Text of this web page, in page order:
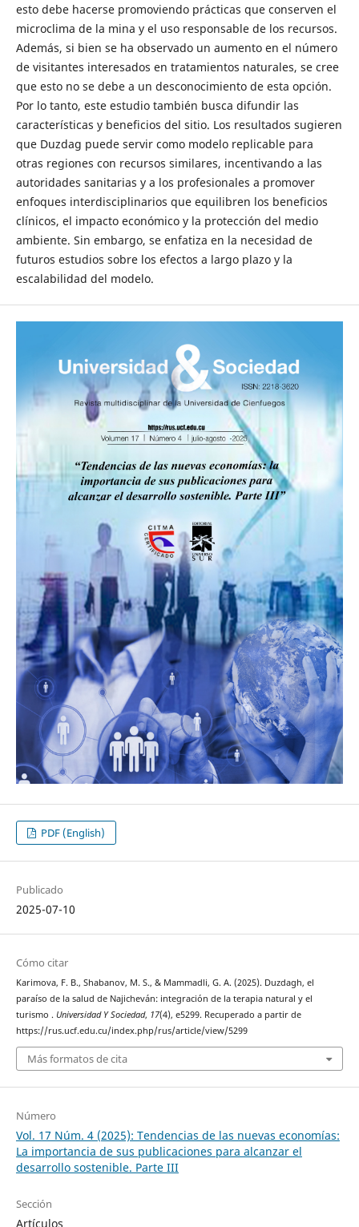
esto debe hacerse promoviendo prácticas que conserven el
microclima de la mina y el uso responsable de los recursos.
Además, si bien se ha observado un aumento en el número
de visitantes interesados en tratamientos naturales, se cree
que esto no se debe a un desconocimiento de esta opción.
Por lo tanto, este estudio también busca difundir las
características y beneficios del sitio. Los resultados sugieren
que Duzdag puede servir como modelo replicable para
otras regiones con recursos similares, incentivando a las
autoridades sanitarias y a los profesionales a promover
enfoques interdisciplinarios que equilibren los beneficios
clínicos, el impacto económico y la protección del medio
ambiente. Sin embargo, se enfatiza en la necesidad de
futuros estudios sobre los efectos a largo plazo y la
escalabilidad del modelo.
PDF (English)
Publicado
2025-07-10
Cómo citar
Karimova, F. B., Shabanov, M. S., & Mammadli, G. A. (2025). Duzdagh, el
paraíso de la salud de Najicheván: integración de la terapia natural y el
turismo . Universidad Y Sociedad, 17(4), e5299. Recuperado a partir de
https://rus.ucf.edu.cu/index.php/rus/article/view/5299
Más formatos de cita
Número
Vol. 17 Núm. 4 (2025): Tendencias de las nuevas economías:
La importancia de sus publicaciones para alcanzar el
desarrollo sostenible. Parte III
Sección
Artículos